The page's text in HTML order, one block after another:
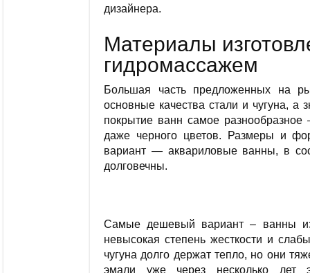
дизайнера.
Материалы
гидромассажем
Большая часть предложенных на
основные качества стали и чугуна, а
покрытие ванн самое
даже черного цветов. Размеры и
вариант — аквариловые ванны, в
долговечны.
Самые дешевый вариант – ванны
невысокая степень жесткости и
чугуна долго держат тепло, но они
эмали уже через несколько лет